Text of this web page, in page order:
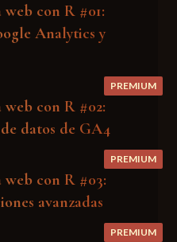
con R #01:
Analytics y
PREMIUM
con R #02:
datos de GA4
PREMIUM
con R #03:
avanzadas
PREMIUM